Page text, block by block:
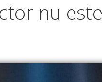
nu este